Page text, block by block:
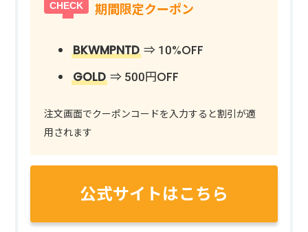
期間限定クーポン
BKWMPNTD ⇒ 10%OFF
GOLD ⇒ 500円OFF
注文画面でクーポンコードを入力すると割引が適
用されます
公式サイトはこちら